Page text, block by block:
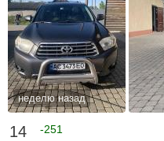
неделю назад
14
-251